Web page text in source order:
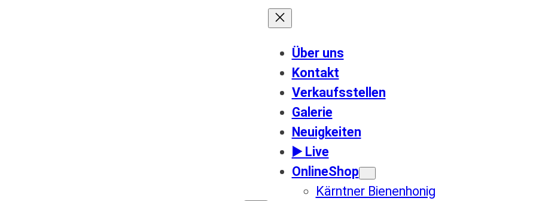
Über uns
Kontakt
Verkaufsstellen
Galerie
Neuigkeiten
▶️ Live
OnlineShop
Kärntner Bienenhonig